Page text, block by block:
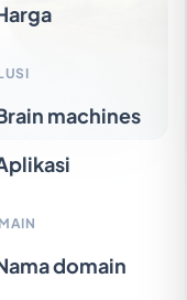
machines
domain